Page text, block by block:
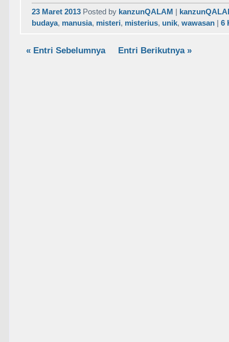
23 Maret 2013 Posted by kanzunQALAM |
budaya, manusia, misteri, misterius, unik,wawasan |6
« Entri Sebelumnya Entri Berikutnya »